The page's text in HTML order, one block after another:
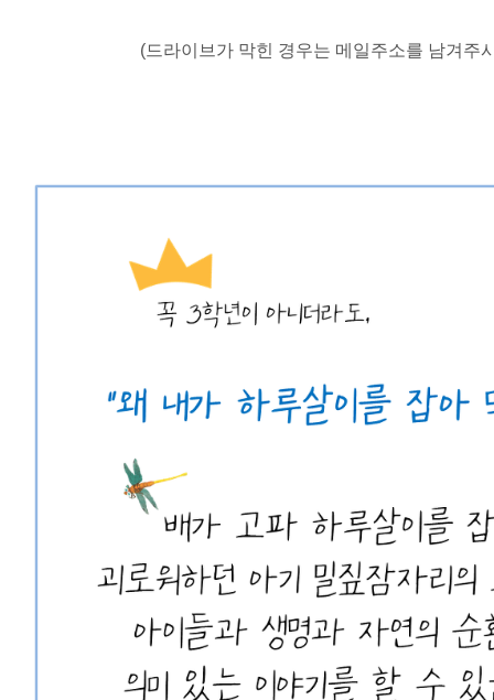
(드라이브가 막힌 경우는 메일주소를 남겨주